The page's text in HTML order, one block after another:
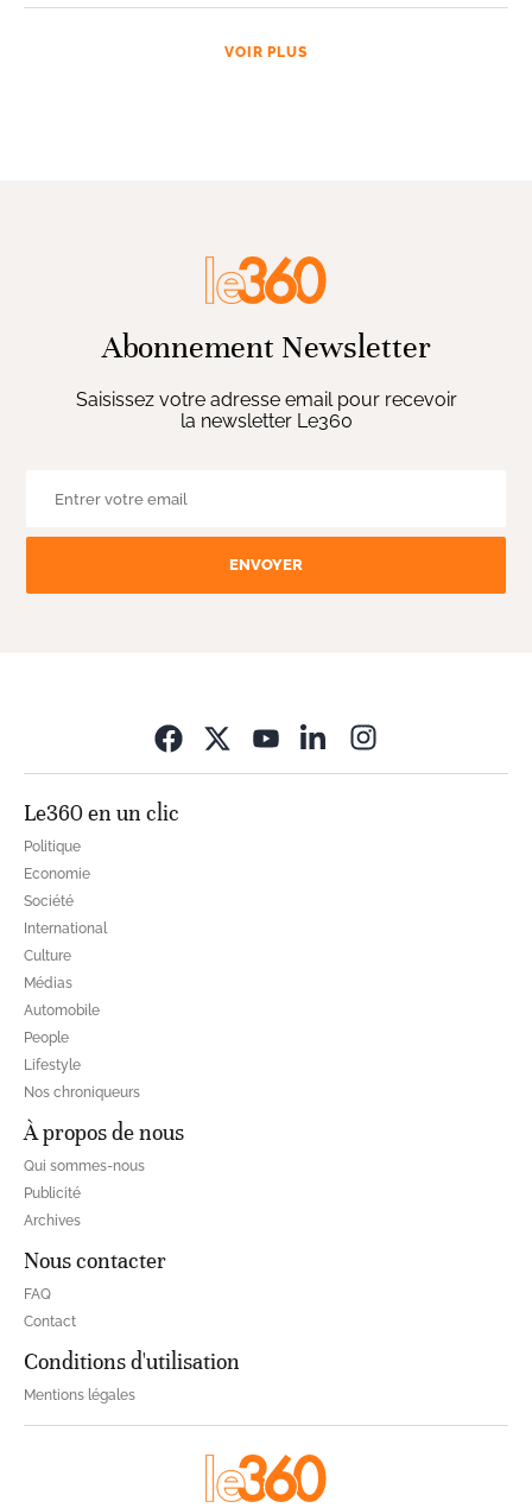
VOIR PLUS
Abonnement Newsletter
Saisissez votre adresse email pour recevoir
la newsletter Le360
ENVOYER
Le360 en un clic
Politique
Economie
Société
International
Culture
Médias
Automobile
People
Lifestyle
Nos chroniqueurs
À propos de nous
Qui sommes-nous
Publicité
Archives
Nous contacter
FAQ
Contact
Conditions d'utilisation
Mentions légales